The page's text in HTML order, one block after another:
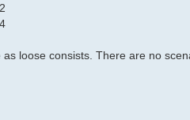
loose consists. There are no